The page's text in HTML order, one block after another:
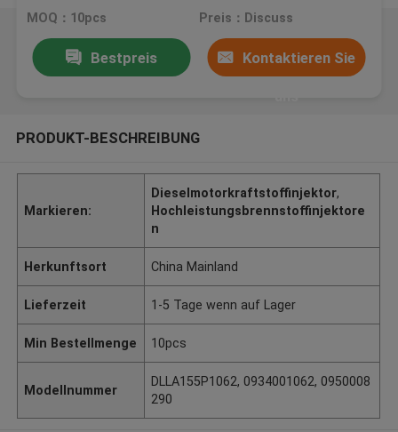
DLLA155P1062
MOQ：10pcs Preis：Discuss
Bestpreis Kontaktieren Sie
PRODUKT-BESCHREIBUNG
Markieren:
Dieselmotorkraftstoffinjektor,
Hochleistungsbrennstoffinjektore
n
Herkunftsort China Mainland
Lieferzeit 1-5 Tage wenn auf Lager
Min Bestellmenge 10pcs
Modellnummer
DLLA155P1062, 0934001062, 0950008
290